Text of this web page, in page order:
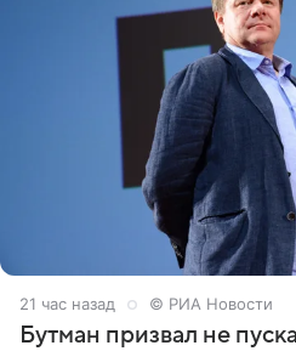
21 час назад © РИА Новости
Бутман призвал не